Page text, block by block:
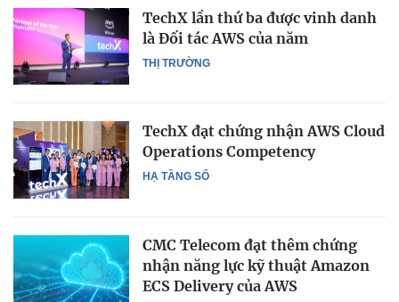
THỊ TRƯỜNG
TechX lần thứ ba được vinh danh
là Đối tác AWS của năm
HẠ TẦNG SỐ
TechX đạt chứng nhận AWS Cloud
Operations Competency
CMC Telecom đạt thêm chứng
nhận năng lực kỹ thuật Amazon
ECS Delivery của AWS